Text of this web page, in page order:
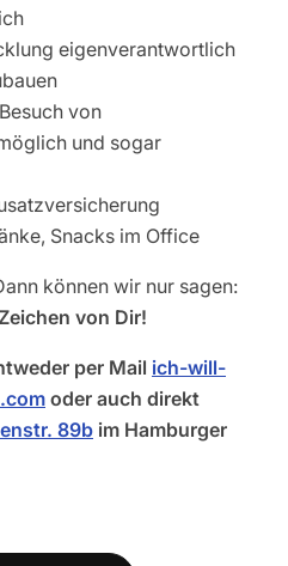
eigenverantwortlich
von
und sogar
Snacks im Office
können wir nur sagen:
von Dir!
per Mail ich-will-
oder auch direkt
89b im Hamburger